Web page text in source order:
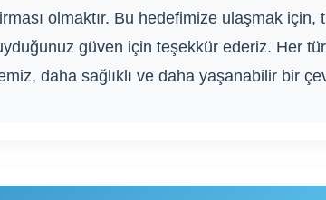
olmaktır. Bu hedefimize ulaşmak için,
güven için teşekkür ederiz. Her
daha sağlıklı ve daha yaşanabilir bir